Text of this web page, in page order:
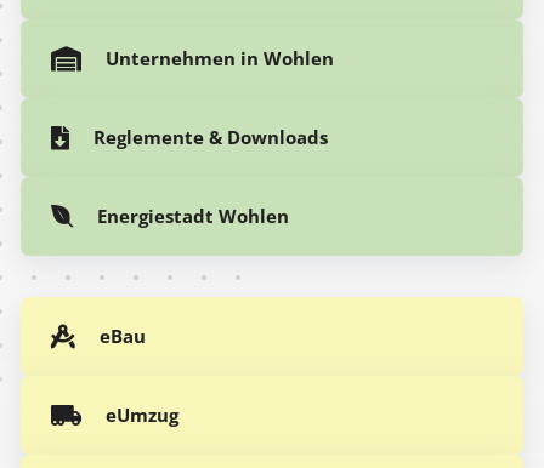
Unternehmen in Wohlen
Reglemente & Downloads
Energiestadt Wohlen
eBau
eUmzug